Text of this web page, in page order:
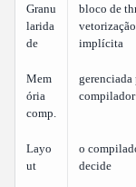
Granu
larida
de
bloco de
vetorização
implícita
Mem
ória
comp.
gerenciada
compilador
Layo
ut
o
decide